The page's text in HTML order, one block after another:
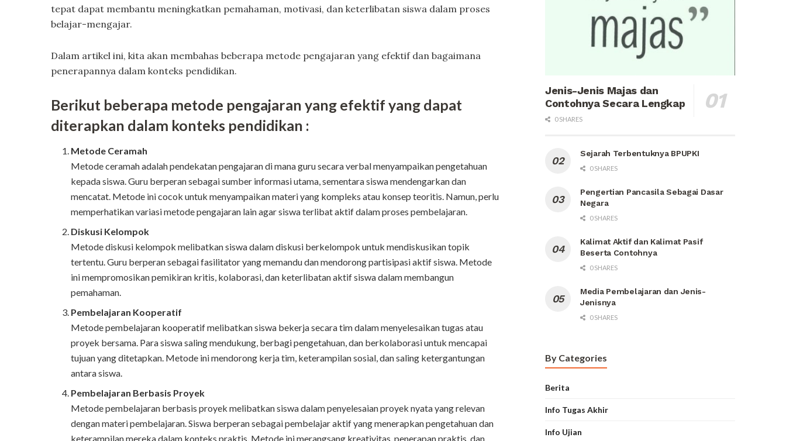
tepat dapat membantu meningkatkan pemahaman, motivasi, dan keterlibatan siswa dalam proses
belajar-mengajar.
Dalam artikel ini, kita akan membahas beberapa metode pengajaran yang efektif dan bagaimana
penerapannya dalam konteks pendidikan.
Berikut beberapa metode pengajaran yang efektif yang dapat
diterapkan dalam konteks pendidikan :
Metode Ceramah
Metode ceramah adalah pendekatan pengajaran di mana guru secara verbal menyampaikan pengetahuan
kepada siswa. Guru berperan sebagai sumber informasi utama, sementara siswa mendengarkan dan
mencatat. Metode ini cocok untuk menyampaikan materi yang kompleks atau konsep teoritis. Namun, perlu
memperhatikan variasi metode pengajaran lain agar siswa terlibat aktif dalam proses pembelajaran.
Diskusi Kelompok
Metode diskusi kelompok melibatkan siswa dalam diskusi berkelompok untuk mendiskusikan topik
tertentu. Guru berperan sebagai fasilitator yang memandu dan mendorong partisipasi aktif siswa. Metode
ini mempromosikan pemikiran kritis, kolaborasi, dan keterlibatan aktif siswa dalam membangun
pemahaman.
Pembelajaran Kooperatif
Metode pembelajaran kooperatif melibatkan siswa bekerja secara tim dalam menyelesaikan tugas atau
proyek bersama. Para siswa saling mendukung, berbagi pengetahuan, dan berkolaborasi untuk mencapai
tujuan yang ditetapkan. Metode ini mendorong kerja tim, keterampilan sosial, dan saling ketergantungan
antara siswa.
Pembelajaran Berbasis Proyek
Metode pembelajaran berbasis proyek melibatkan siswa dalam penyelesaian proyek nyata yang relevan
dengan materi pembelajaran. Siswa berperan sebagai pembelajar aktif yang menerapkan pengetahuan dan
keterampilan mereka dalam konteks praktis. Metode ini merangsang kreativitas, penerapan praktis, dan
Jenis-Jenis Majas dan
Contohnya Secara Lengkap
0 SHARES
Sejarah Terbentuknya BPUPKI
0 SHARES
Pengertian Pancasila Sebagai Dasar
Negara
0 SHARES
Kalimat Aktif dan Kalimat Pasif
Beserta Contohnya
0 SHARES
Media Pembelajaran dan Jenis-
Jenisnya
0 SHARES
By Categories
Berita
Info Tugas Akhir
Info Ujian